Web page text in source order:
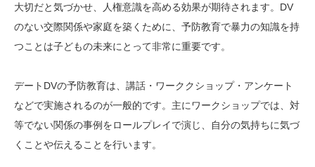
大切だと気づかせ、人権意識を高める効果が期待されます。DV
のない交際関係や家庭を築くために、予防教育で暴力の知識を持
つことは子どもの未来にとって非常に重要です。
デートDVの予防教育は、講話・ワーククショップ・アンケート
などで実施されるのが一般的です。主にワークショップでは、対
等でない関係の事例をロールプレイで演じ、自分の気持ちに気づ
くことや伝えることを行います。